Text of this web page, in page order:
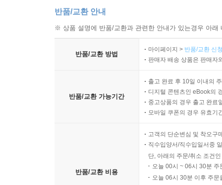
반품/교환 안내
※ 상품 설명에 반품/교환과 관련한 안내가 있는경우 아
반품/교환 방법
마이페이지 > 반품/교환 신
판매자 배송 상품은 판매자
반품/교환 가능기간
출고 완료 후 10일 이내의
디지털 콘텐츠인 eBook의
중고상품의 경우 출고 완료
모바일 쿠폰의 경우 유효기
반품/교환 비용
고객의 단순변심 및 착오구
직수입양서/직수입일서중
단, 아래의 주문/취소 조건
오늘 00시 ~ 06시 30분
오늘 06시 30분 이후 주